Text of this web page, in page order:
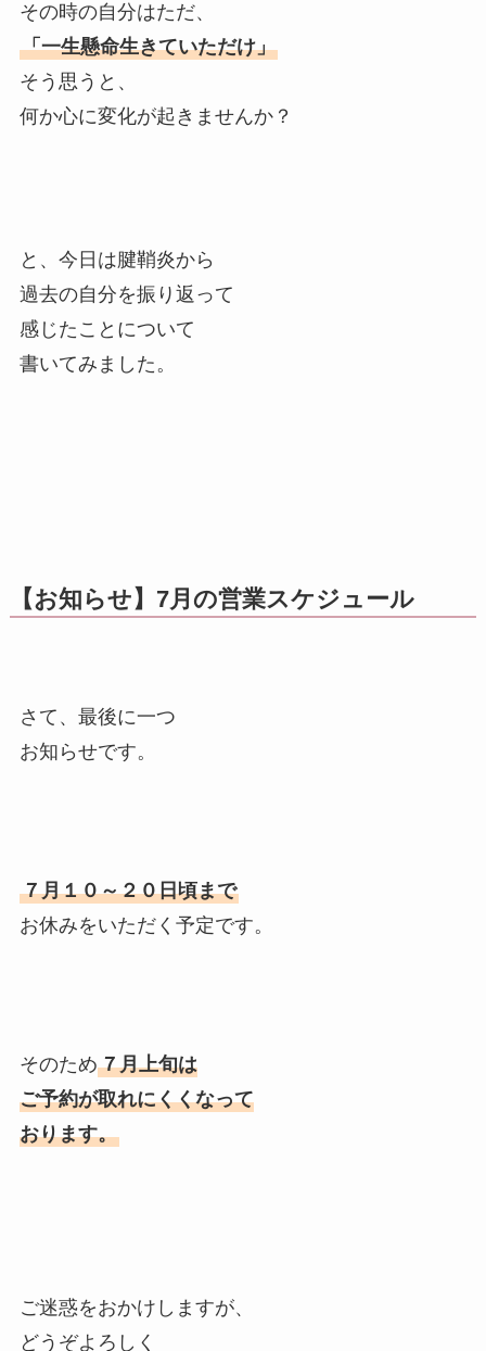
その時の自分はただ、
「一生懸命生きていただけ」
そう思うと、
何か心に変化が起きませんか？
と、今日は腱鞘炎から
過去の自分を振り返って
感じたことについて
書いてみました。
【お知らせ】7月の営業スケジュール
さて、最後に一つ
お知らせです。
７月１０～２０日頃まで
お休みをいただく予定です。
そのため７月上旬は
ご予約が取れにくくなって
おります。
ご迷惑をおかけしますが、
どうぞよろしく